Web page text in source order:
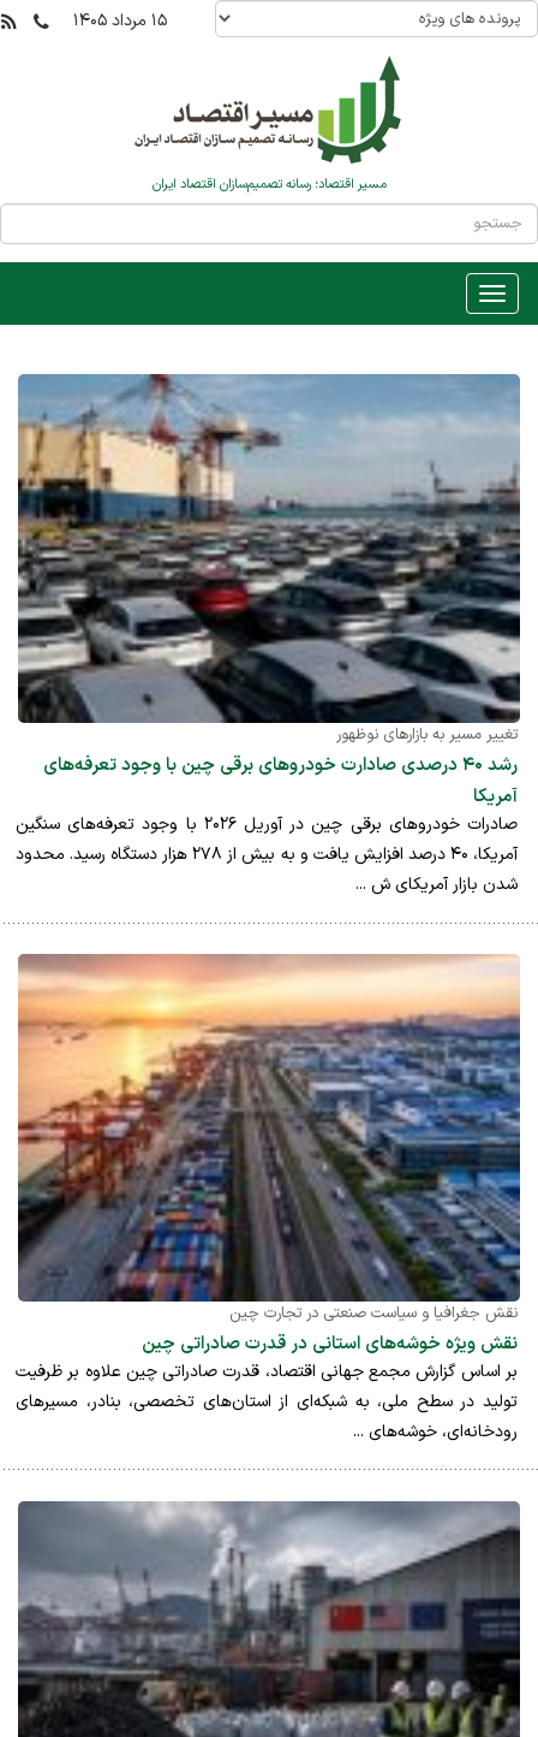
۱۵ مرداد ۱۴۰۵
مسیر اقتصاد؛ رسانه تصمیم‌سازان اقتصاد ایران
تغییر مسیر به بازارهای نوظهور
رشد ۴۰ درصدی صادارت خودروهای برقی چین با وجود تعرفه‌های
آمریکا
صادرات خودروهای برقی چین در آوریل ۲۰۲۶ با وجود تعرفه‌های سنگین
آمریکا، ۴۰ درصد افزایش یافت و به بیش از ۲۷۸ هزار دستگاه رسید. محدود
شدن بازار آمریکای ش ...
نقش جغرافیا و سیاست صنعتی در تجارت چین
نقش ویژه خوشه‌های استانی در قدرت صادراتی چین
بر اساس گزارش مجمع جهانی اقتصاد، قدرت صادراتی چین علاوه بر ظرفیت
تولید در سطح ملی، به شبکه‌ای از استان‌های تخصصی، بنادر، مسیرهای
رودخانه‌ای، خوشه‌های ...